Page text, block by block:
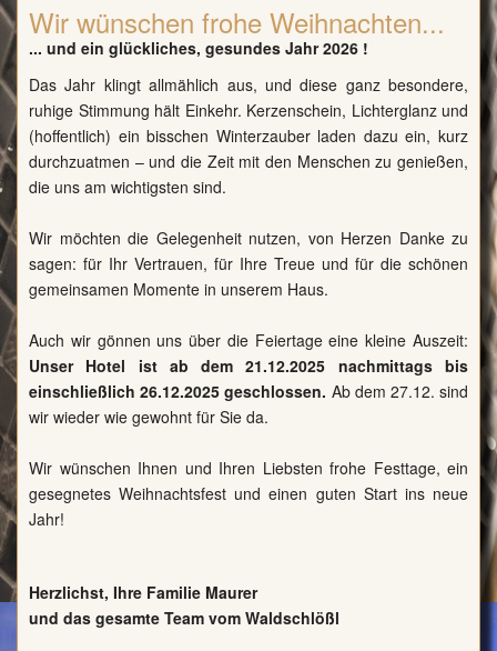
Wir wünschen frohe Weihnachten...
... und ein glückliches, gesundes Jahr 2026 !
Das Jahr klingt allmählich aus, und diese ganz besondere,
ruhige Stimmung hält Einkehr. Kerzenschein, Lichterglanz und
(hoffentlich) ein bisschen Winterzauber laden dazu ein, kurz
durchzuatmen – und die Zeit mit den Menschen zu genießen,
die uns am wichtigsten sind.
Wir möchten die Gelegenheit nutzen, von Herzen Danke zu
sagen: für Ihr Vertrauen, für Ihre Treue und für die schönen
gemeinsamen Momente in unserem Haus.
Auch wir gönnen uns über die Feiertage eine kleine Auszeit:
Unser Hotel ist ab dem 21.12.2025 nachmittags bis
einschließlich 26.12.2025 geschlossen. Ab dem 27.12. sind
wir wieder wie gewohnt für Sie da.
Wir wünschen Ihnen und Ihren Liebsten frohe Festtage, ein
gesegnetes Weihnachtsfest und einen guten Start ins neue
Jahr!
Herzlichst, Ihre Familie Maurer
und das gesamte Team vom Waldschlößl